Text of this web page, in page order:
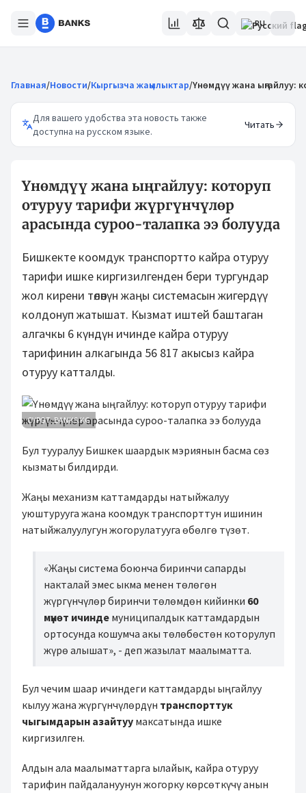
RU
Главная/Новости/Кыргызча жаңылыктар/Үнөмдүү жана ыңгайлуу:
Для вашего удобства эта новость также
доступна на русском языке.
Читать
Үнөмдүү жана ыңгайлуу: которуп
отуруу тарифи жүргүнчүлөр
арасында суроо-талапка ээ болууда
Бишкекте коомдук транспортто кайра отуруу
тарифи ишке киргизилгенден бери тургундар
жол кирени төлөөнүн жаңы системасын жигердүү
колдонуп жатышат. Кызмат иштей баштаган
алгачкы 6 күндүн ичинде кайра отуруу
тарифинин алкагында 56 817 акысыз кайра
отуруу катталды.
СҮРӨТ: BANKS.KG
Бул тууралуу Бишкек шаардык мэриянын басма сөз
кызматы билдирди.
Жаңы механизм каттамдарды натыйжалуу
уюштурууга жана коомдук транспорттун ишинин
натыйжалуулугун жогорулатууга өбөлгө түзөт.
«Жаңы система боюнча биринчи сапарды
накталай эмес ыкма менен төлөгөн
жүргүнчүлөр биринчи төлөмдөн кийинки 60
мүнөт ичинде муниципалдык каттамдардын
ортосунда кошумча акы төлөбөстөн которулуп
жүрө алышат», - деп жазылат маалыматта.
Бул чечим шаар ичиндеги каттамдарды ыңгайлуу
кылуу жана жүргүнчүлөрдүн транспорттук
чыгымдарын азайтуу максатында ишке
киргизилген.
Алдын ала маалыматтарга ылайык, кайра отуруу
тарифин пайдалануунун жогорку көрсөткүчү анын